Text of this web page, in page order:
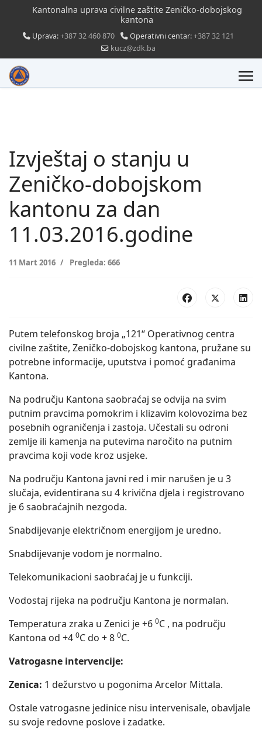
Kantonalna uprava civilne zaštite Zeničko-dobojskog
kantona
Uprava:+387 32 460 870 Operativni centar:+387 32 121
kucz@zdk.ba
Izvještaj o stanju u
Zeničko-dobojskom
kantonu za dan
11.03.2016.godine
11 Mart 2016 Pregleda: 666
Putem telefonskog broja „121“ Operativnog centra
civilne zaštite, Zeničko-dobojskog kantona, pružane su
potrebne informacije, uputstva i pomoć građanima
Kantona.
Na području Kantona saobraćaj se odvija na svim
putnim pravcima pomokrim i klizavim kolovozima bez
posebnih ograničenja i zastoja. Učestali su odroni
zemlje ili kamenja na putevima naročito na putnim
pravcima koji vode kroz usjeke.
Na području Kantona javni red i mir narušen je u 3
slučaja, evidentirana su 4 krivična djela i registrovano
je 6 saobraćajnih nezgoda.
Snabdijevanje električnom energijom je uredno.
Snabdijevanje vodom je normalno.
Telekomunikacioni saobraćaj je u funkciji.
Vodostaj rijeka na području Kantona je normalan.
Temperatura zraka u Zenici je +6 0C , na području
Kantona od +4 0C do + 8 0C.
Vatrogasne intervencije:
Zenica: 1 dežurstvo u pogonima Arcelor Mittala.
Ostale vatrogasne jedinice nisu intervenisale, obavljale
su svoje redovne poslove i zadatke.